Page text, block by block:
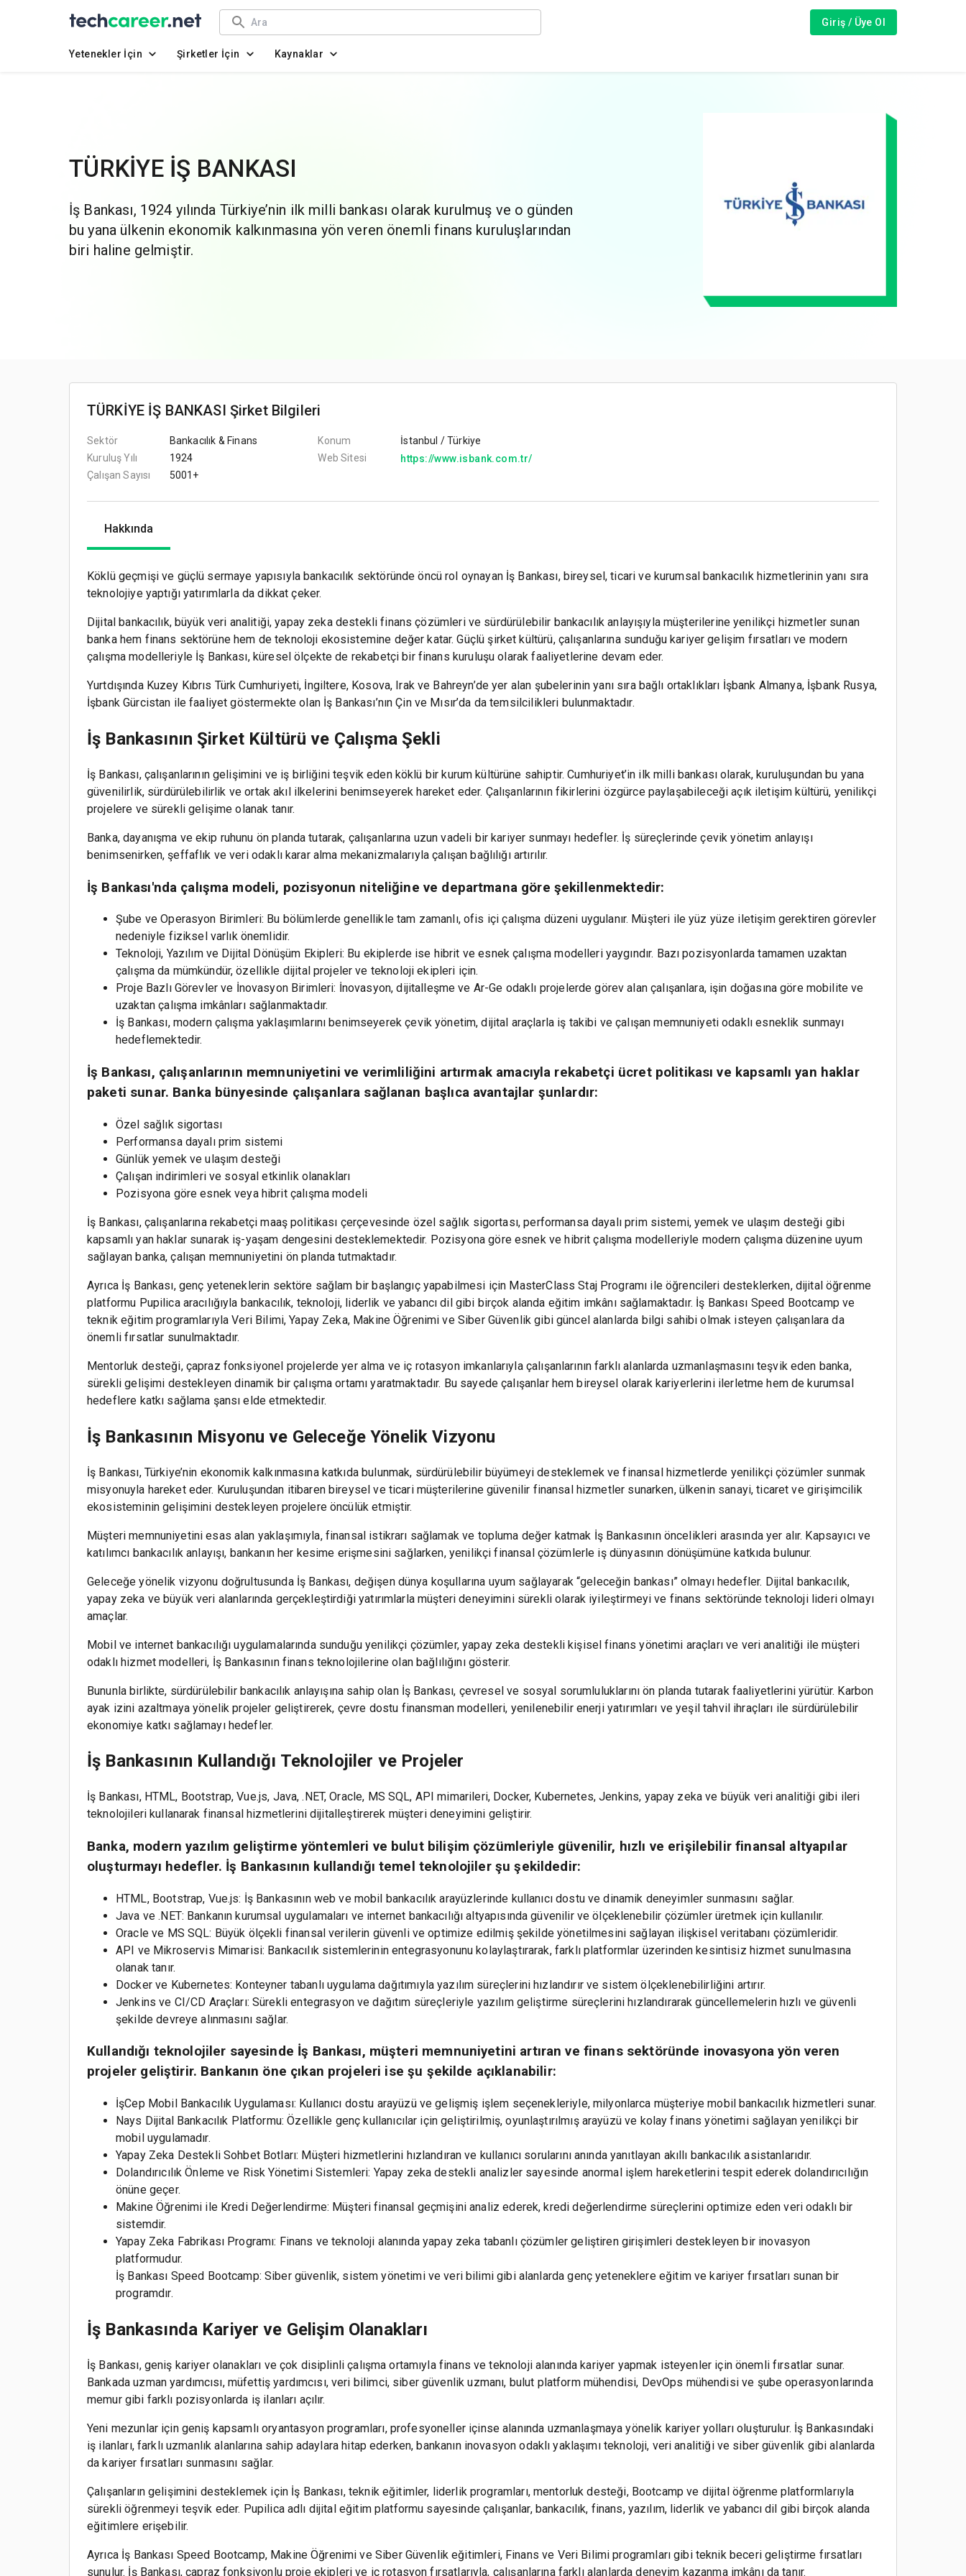
Giriş / Üye Ol
Yetenekler İçin Şirketler İçin Kaynaklar
TÜRKİYE İŞ BANKASI
İş Bankası, 1924 yılında Türkiye’nin ilk milli bankası olarak kurulmuş ve o günden
bu yana ülkenin ekonomik kalkınmasına yön veren önemli finans kuruluşlarından
biri haline gelmiştir.
TÜRKİYE İŞ BANKASI Şirket Bilgileri
Sektör
Bankacılık & Finans
Kuruluş Yılı
1924
Çalışan Sayısı
5001+
Konum
İstanbul / Türkiye
Web Sitesi
https://www.isbank.com.tr/
Hakkında
Köklü geçmişi ve güçlü sermaye yapısıyla bankacılık sektöründe öncü rol oynayan İş Bankası, bireysel, ticari ve kurumsal bankacılık hizmetlerinin yanı sıra
teknolojiye yaptığı yatırımlarla da dikkat çeker.
Dijital bankacılık, büyük veri analitiği, yapay zeka destekli finans çözümleri ve sürdürülebilir bankacılık anlayışıyla müşterilerine yenilikçi hizmetler sunan
banka hem finans sektörüne hem de teknoloji ekosistemine değer katar. Güçlü şirket kültürü, çalışanlarına sunduğu kariyer gelişim fırsatları ve modern
çalışma modelleriyle İş Bankası, küresel ölçekte de rekabetçi bir finans kuruluşu olarak faaliyetlerine devam eder.
Yurtdışında Kuzey Kıbrıs Türk Cumhuriyeti, İngiltere, Kosova, Irak ve Bahreyn’de yer alan şubelerinin yanı sıra bağlı ortaklıkları İşbank Almanya, İşbank Rusya,
İşbank Gürcistan ile faaliyet göstermekte olan İş Bankası’nın Çin ve Mısır’da da temsilcilikleri bulunmaktadır.
İş Bankasının Şirket Kültürü ve Çalışma Şekli
İş Bankası, çalışanlarının gelişimini ve iş birliğini teşvik eden köklü bir kurum kültürüne sahiptir. Cumhuriyet’in ilk milli bankası olarak, kuruluşundan bu yana
güvenilirlik, sürdürülebilirlik ve ortak akıl ilkelerini benimseyerek hareket eder. Çalışanlarının fikirlerini özgürce paylaşabileceği açık iletişim kültürü, yenilikçi
projelere ve sürekli gelişime olanak tanır.
Banka, dayanışma ve ekip ruhunu ön planda tutarak, çalışanlarına uzun vadeli bir kariyer sunmayı hedefler. İş süreçlerinde çevik yönetim anlayışı
benimsenirken, şeffaflık ve veri odaklı karar alma mekanizmalarıyla çalışan bağlılığı artırılır.
İş Bankası'nda çalışma modeli, pozisyonun niteliğine ve departmana göre şekillenmektedir:
Şube ve Operasyon Birimleri: Bu bölümlerde genellikle tam zamanlı, ofis içi çalışma düzeni uygulanır. Müşteri ile yüz yüze iletişim gerektiren görevler
nedeniyle fiziksel varlık önemlidir.
Teknoloji, Yazılım ve Dijital Dönüşüm Ekipleri: Bu ekiplerde ise hibrit ve esnek çalışma modelleri yaygındır. Bazı pozisyonlarda tamamen uzaktan
çalışma da mümkündür, özellikle dijital projeler ve teknoloji ekipleri için.
Proje Bazlı Görevler ve İnovasyon Birimleri: İnovasyon, dijitalleşme ve Ar-Ge odaklı projelerde görev alan çalışanlara, işin doğasına göre mobilite ve
uzaktan çalışma imkânları sağlanmaktadır.
İş Bankası, modern çalışma yaklaşımlarını benimseyerek çevik yönetim, dijital araçlarla iş takibi ve çalışan memnuniyeti odaklı esneklik sunmayı
hedeflemektedir.
İş Bankası, çalışanlarının memnuniyetini ve verimliliğini artırmak amacıyla rekabetçi ücret politikası ve kapsamlı yan haklar
paketi sunar. Banka bünyesinde çalışanlara sağlanan başlıca avantajlar şunlardır:
Özel sağlık sigortası
Performansa dayalı prim sistemi
Günlük yemek ve ulaşım desteği
Çalışan indirimleri ve sosyal etkinlik olanakları
Pozisyona göre esnek veya hibrit çalışma modeli
İş Bankası, çalışanlarına rekabetçi maaş politikası çerçevesinde özel sağlık sigortası, performansa dayalı prim sistemi, yemek ve ulaşım desteği gibi
kapsamlı yan haklar sunarak iş-yaşam dengesini desteklemektedir. Pozisyona göre esnek ve hibrit çalışma modelleriyle modern çalışma düzenine uyum
sağlayan banka, çalışan memnuniyetini ön planda tutmaktadır.
Ayrıca İş Bankası, genç yeteneklerin sektöre sağlam bir başlangıç yapabilmesi için MasterClass Staj Programı ile öğrencileri desteklerken, dijital öğrenme
platformu Pupilica aracılığıyla bankacılık, teknoloji, liderlik ve yabancı dil gibi birçok alanda eğitim imkânı sağlamaktadır. İş Bankası Speed Bootcamp ve
teknik eğitim programlarıyla Veri Bilimi, Yapay Zeka, Makine Öğrenimi ve Siber Güvenlik gibi güncel alanlarda bilgi sahibi olmak isteyen çalışanlara da
önemli fırsatlar sunulmaktadır.
Mentorluk desteği, çapraz fonksiyonel projelerde yer alma ve iç rotasyon imkanlarıyla çalışanlarının farklı alanlarda uzmanlaşmasını teşvik eden banka,
sürekli gelişimi destekleyen dinamik bir çalışma ortamı yaratmaktadır. Bu sayede çalışanlar hem bireysel olarak kariyerlerini ilerletme hem de kurumsal
hedeflere katkı sağlama şansı elde etmektedir.
İş Bankasının Misyonu ve Geleceğe Yönelik Vizyonu
İş Bankası, Türkiye’nin ekonomik kalkınmasına katkıda bulunmak, sürdürülebilir büyümeyi desteklemek ve finansal hizmetlerde yenilikçi çözümler sunmak
misyonuyla hareket eder. Kuruluşundan itibaren bireysel ve ticari müşterilerine güvenilir finansal hizmetler sunarken, ülkenin sanayi, ticaret ve girişimcilik
ekosisteminin gelişimini destekleyen projelere öncülük etmiştir.
Müşteri memnuniyetini esas alan yaklaşımıyla, finansal istikrarı sağlamak ve topluma değer katmak İş Bankasının öncelikleri arasında yer alır. Kapsayıcı ve
katılımcı bankacılık anlayışı, bankanın her kesime erişmesini sağlarken, yenilikçi finansal çözümlerle iş dünyasının dönüşümüne katkıda bulunur.
Geleceğe yönelik vizyonu doğrultusunda İş Bankası, değişen dünya koşullarına uyum sağlayarak “geleceğin bankası” olmayı hedefler. Dijital bankacılık,
yapay zeka ve büyük veri alanlarında gerçekleştirdiği yatırımlarla müşteri deneyimini sürekli olarak iyileştirmeyi ve finans sektöründe teknoloji lideri olmayı
amaçlar.
Mobil ve internet bankacılığı uygulamalarında sunduğu yenilikçi çözümler, yapay zeka destekli kişisel finans yönetimi araçları ve veri analitiği ile müşteri
odaklı hizmet modelleri, İş Bankasının finans teknolojilerine olan bağlılığını gösterir.
Bununla birlikte, sürdürülebilir bankacılık anlayışına sahip olan İş Bankası, çevresel ve sosyal sorumluluklarını ön planda tutarak faaliyetlerini yürütür. Karbon
ayak izini azaltmaya yönelik projeler geliştirerek, çevre dostu finansman modelleri, yenilenebilir enerji yatırımları ve yeşil tahvil ihraçları ile sürdürülebilir
ekonomiye katkı sağlamayı hedefler.
İş Bankasının Kullandığı Teknolojiler ve Projeler
İş Bankası, HTML, Bootstrap, Vue.js, Java, .NET, Oracle, MS SQL, API mimarileri, Docker, Kubernetes, Jenkins, yapay zeka ve büyük veri analitiği gibi ileri
teknolojileri kullanarak finansal hizmetlerini dijitalleştirerek müşteri deneyimini geliştirir.
Banka, modern yazılım geliştirme yöntemleri ve bulut bilişim çözümleriyle güvenilir, hızlı ve erişilebilir finansal altyapılar
oluşturmayı hedefler. İş Bankasının kullandığı temel teknolojiler şu şekildedir:
HTML, Bootstrap, Vue.js: İş Bankasının web ve mobil bankacılık arayüzlerinde kullanıcı dostu ve dinamik deneyimler sunmasını sağlar.
Java ve .NET: Bankanın kurumsal uygulamaları ve internet bankacılığı altyapısında güvenilir ve ölçeklenebilir çözümler üretmek için kullanılır.
Oracle ve MS SQL: Büyük ölçekli finansal verilerin güvenli ve optimize edilmiş şekilde yönetilmesini sağlayan ilişkisel veritabanı çözümleridir.
API ve Mikroservis Mimarisi: Bankacılık sistemlerinin entegrasyonunu kolaylaştırarak, farklı platformlar üzerinden kesintisiz hizmet sunulmasına
olanak tanır.
Docker ve Kubernetes: Konteyner tabanlı uygulama dağıtımıyla yazılım süreçlerini hızlandırır ve sistem ölçeklenebilirliğini artırır.
Jenkins ve CI/CD Araçları: Sürekli entegrasyon ve dağıtım süreçleriyle yazılım geliştirme süreçlerini hızlandırarak güncellemelerin hızlı ve güvenli
şekilde devreye alınmasını sağlar.
Kullandığı teknolojiler sayesinde İş Bankası, müşteri memnuniyetini artıran ve finans sektöründe inovasyona yön veren
projeler geliştirir. Bankanın öne çıkan projeleri ise şu şekilde açıklanabilir:
İşCep Mobil Bankacılık Uygulaması: Kullanıcı dostu arayüzü ve gelişmiş işlem seçenekleriyle, milyonlarca müşteriye mobil bankacılık hizmetleri sunar.
Nays Dijital Bankacılık Platformu: Özellikle genç kullanıcılar için geliştirilmiş, oyunlaştırılmış arayüzü ve kolay finans yönetimi sağlayan yenilikçi bir
mobil uygulamadır.
Yapay Zeka Destekli Sohbet Botları: Müşteri hizmetlerini hızlandıran ve kullanıcı sorularını anında yanıtlayan akıllı bankacılık asistanlarıdır.
Dolandırıcılık Önleme ve Risk Yönetimi Sistemleri: Yapay zeka destekli analizler sayesinde anormal işlem hareketlerini tespit ederek dolandırıcılığın
önüne geçer.
Makine Öğrenimi ile Kredi Değerlendirme: Müşteri finansal geçmişini analiz ederek, kredi değerlendirme süreçlerini optimize eden veri odaklı bir
sistemdir.
Yapay Zeka Fabrikası Programı: Finans ve teknoloji alanında yapay zeka tabanlı çözümler geliştiren girişimleri destekleyen bir inovasyon
platformudur.
İş Bankası Speed Bootcamp: Siber güvenlik, sistem yönetimi ve veri bilimi gibi alanlarda genç yeteneklere eğitim ve kariyer fırsatları sunan bir
programdır.
İş Bankasında Kariyer ve Gelişim Olanakları
İş Bankası, geniş kariyer olanakları ve çok disiplinli çalışma ortamıyla finans ve teknoloji alanında kariyer yapmak isteyenler için önemli fırsatlar sunar.
Bankada uzman yardımcısı, müfettiş yardımcısı, veri bilimci, siber güvenlik uzmanı, bulut platform mühendisi, DevOps mühendisi ve şube operasyonlarında
memur gibi farklı pozisyonlarda iş ilanları açılır.
Yeni mezunlar için geniş kapsamlı oryantasyon programları, profesyoneller içinse alanında uzmanlaşmaya yönelik kariyer yolları oluşturulur. İş Bankasındaki
iş ilanları, farklı uzmanlık alanlarına sahip adaylara hitap ederken, bankanın inovasyon odaklı yaklaşımı teknoloji, veri analitiği ve siber güvenlik gibi alanlarda
da kariyer fırsatları sunmasını sağlar.
Çalışanların gelişimini desteklemek için İş Bankası, teknik eğitimler, liderlik programları, mentorluk desteği, Bootcamp ve dijital öğrenme platformlarıyla
sürekli öğrenmeyi teşvik eder. Pupilica adlı dijital eğitim platformu sayesinde çalışanlar, bankacılık, finans, yazılım, liderlik ve yabancı dil gibi birçok alanda
eğitimlere erişebilir.
Ayrıca İş Bankası Speed Bootcamp, Makine Öğrenimi ve Siber Güvenlik eğitimleri, Finans ve Veri Bilimi programları gibi teknik beceri geliştirme fırsatları
sunulur. İş Bankası, çapraz fonksiyonlu proje ekipleri ve iç rotasyon fırsatlarıyla, çalışanlarına farklı alanlarda deneyim kazanma imkânı da tanır.